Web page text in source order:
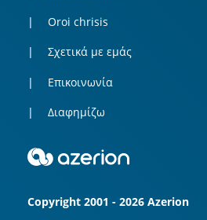
Oroi chrisis
Σχετικά με εμάς
Επικοινωνία
Διαφημίζω
Copyright 2001 - 2026 Azerion